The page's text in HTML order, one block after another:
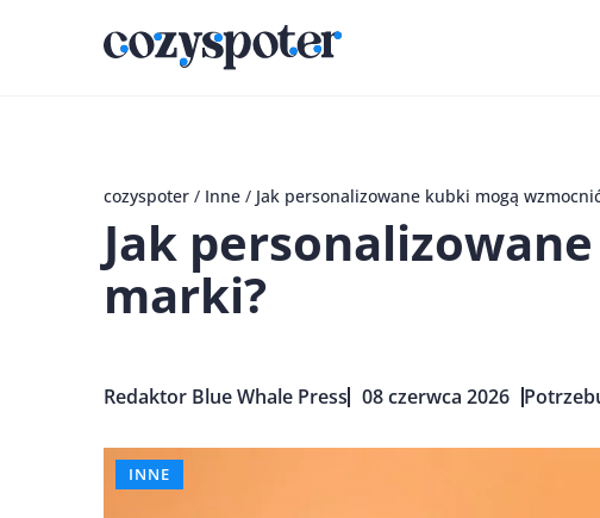
cozyspoter / Inne / Jak personalizowane kubki mogą
Jak
marki?
Redaktor Blue Whale Press 08 czerwca 2026
INNE